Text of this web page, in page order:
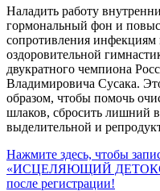
Наладить работу
гормональный фон и
сопротивления
оздоровительной
двукратного чемпиона
Владимировича Сусака.
образом, чтобы помочь
шлаков, сбросить лишний
выделительной и
Нажмите здесь, чтобы
«ИСЦЕЛЯЮЩИЙ
после регистрации!